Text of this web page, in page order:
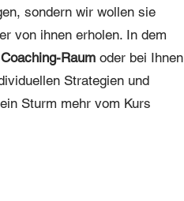
sondern wir wollen sie
von ihnen erholen. In dem
Raum oder bei Ihnen
Strategien und
Sturm mehr vom Kurs